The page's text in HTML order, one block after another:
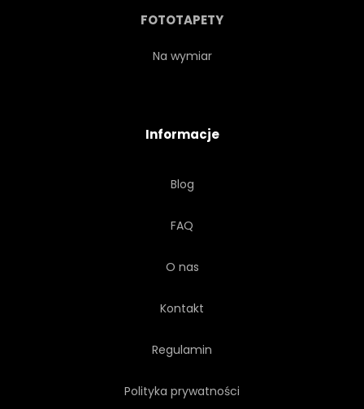
FOTOTAPETY
Na wymiar
Informacje
Blog
FAQ
O nas
Kontakt
Regulamin
Polityka prywatności